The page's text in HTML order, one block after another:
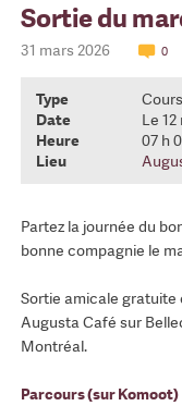
Sortie du
31 mars 2026 0
Type
Date
Le
Heure
07 h
Lieu
Partez la journée du
bonne compagnie le
Sortie amicale gratuite
Augusta Café sur
Montréal.
Parcours (sur Komoot)